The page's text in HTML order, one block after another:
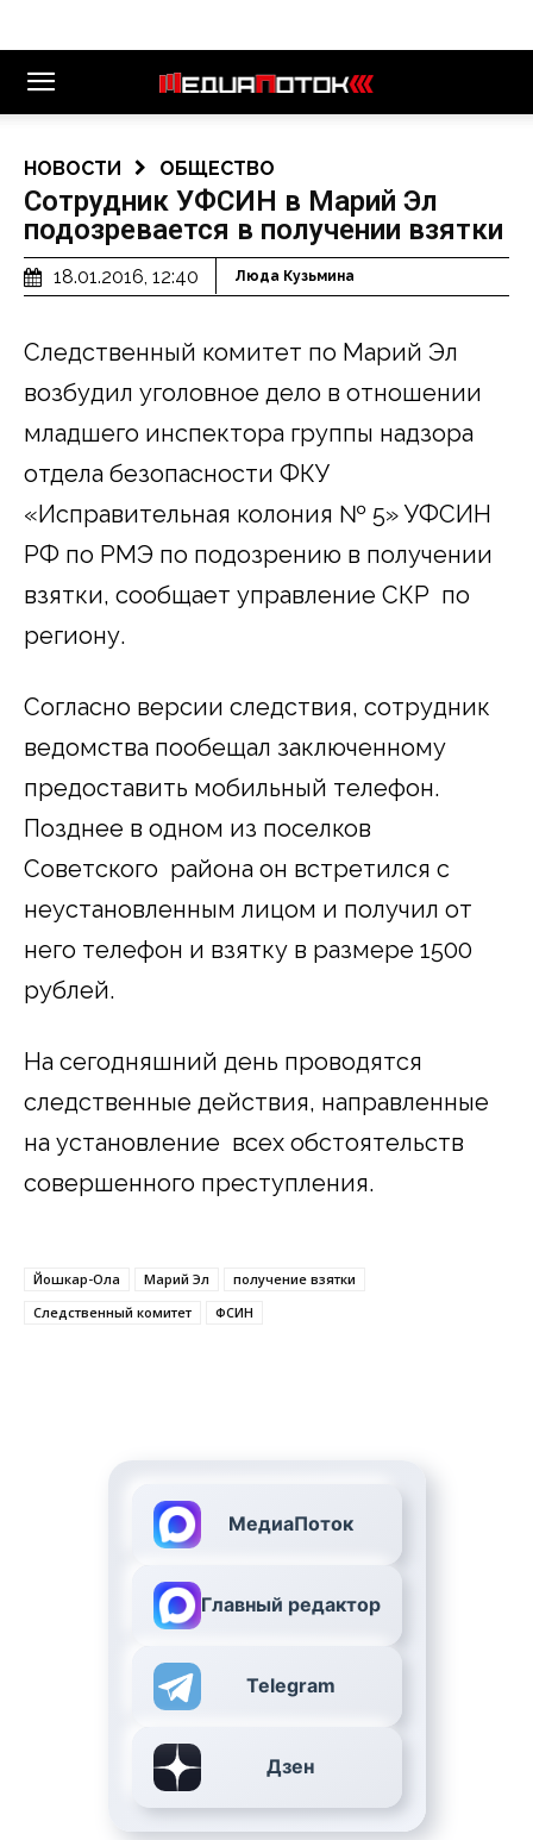
НОВОСТИ ОБЩЕСТВО
Сотрудник УФСИН в Марий Эл
подозревается в получении взятки
18.01.2016, 12:40 Люда Кузьмина
Следственный комитет по Марий Эл
возбудил уголовное дело в отношении
младшего инспектора группы надзора
отдела безопасности ФКУ
«Исправительная колония № 5» УФСИН
РФ по РМЭ по подозрению в получении
взятки, сообщает управление СКР по
региону.
Согласно версии следствия, сотрудник
ведомства пообещал заключенному
предоставить мобильный телефон.
Позднее в одном из поселков
Советского района он встретился с
неустановленным лицом и получил от
него телефон и взятку в размере 1500
рублей.
На сегодняшний день проводятся
следственные действия, направленные
на установление всех обстоятельств
совершенного преступления.
Йошкар-Ола Марий Эл
получение взятки
Следственный комитет
ФСИН
МедиаПоток
Главный редактор
Telegram
Дзен